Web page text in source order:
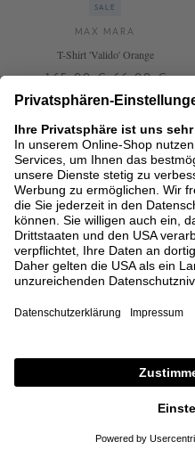
SALE
MAX MARA
T-Shirt 'Valido' Orange
165,00 € 66,00 €
XS
MAX MARA